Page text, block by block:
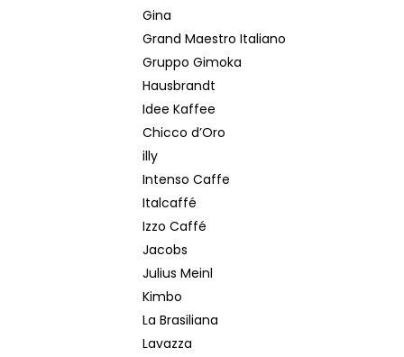
Gina
Grand Maestro Italiano
Gruppo Gimoka
Hausbrandt
Idee Kaffee
Chicco d’Oro
illy
Intenso Caffe
Italcaffé
Izzo Caffé
Jacobs
Julius Meinl
Kimbo
La Brasiliana
Lavazza